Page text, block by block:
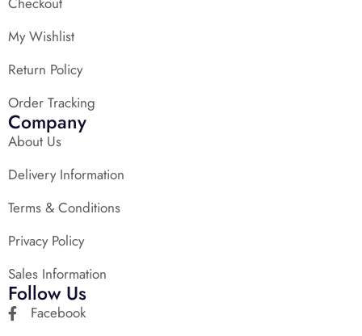
My Wishlist
Return Policy
Order Tracking
Company
About Us
Delivery Information
Terms & Conditions
Privacy Policy
Sales Information
Follow Us
Facebook